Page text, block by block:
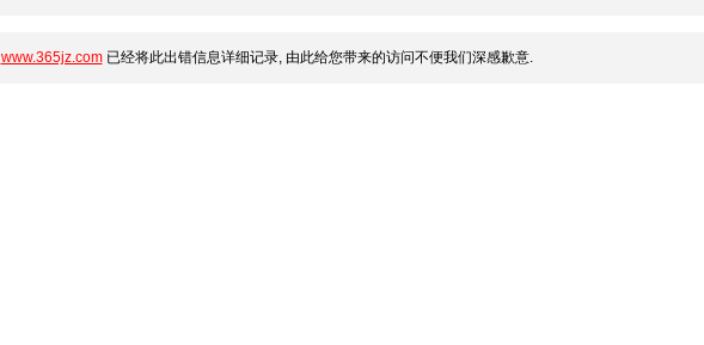
www.365jz.com已经将此出错信息详细记录, 由此给您带来的访问不便我们深感歉意.